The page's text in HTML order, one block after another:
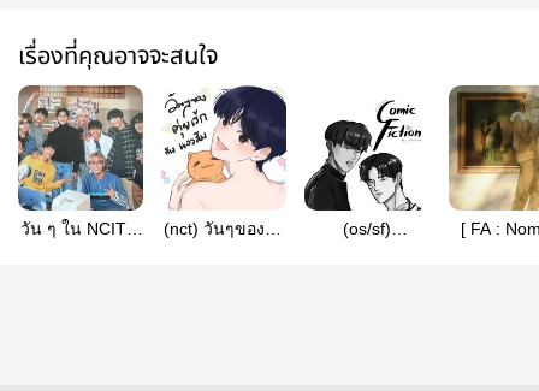
เรื่องที่คุณอาจจะสนใจ
วัน ๆ ใน NCIT ก็
(nct) วันๆของตุ่ย
(os/sf)
[ FA :